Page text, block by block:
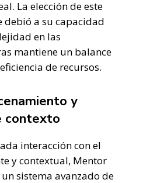
La elección de este
debió a su capacidad
en las
mantiene un balance
de recursos.
y
contexto
interacción con el
y contextual, Mentor
sistema avanzado de